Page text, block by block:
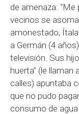
de amenaza:
vecinos se
amonestado,
a Germán (4
televisión. Sus
huerta” (le
calles) apuntaba
que no pudo
consumo de